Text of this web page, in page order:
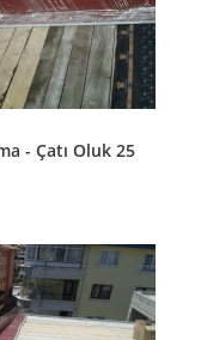
- Çatı Oluk 25